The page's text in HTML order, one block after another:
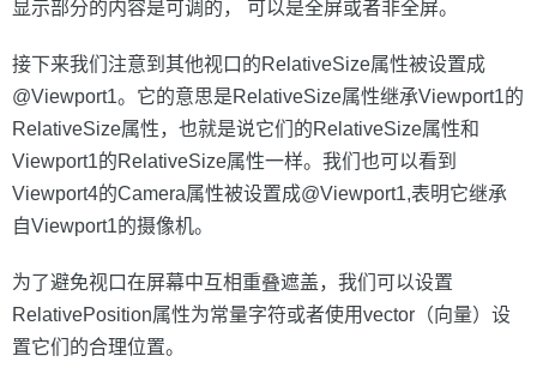
显示部分的内容是可调的， 可以是全屏或者非全屏。
接下来我们注意到其他视口的RelativeSize属性被设置成
@Viewport1。它的意思是RelativeSize属性继承Viewport1的
RelativeSize属性，也就是说它们的RelativeSize属性和
Viewport1的RelativeSize属性一样。我们也可以看到
Viewport4的Camera属性被设置成@Viewport1,表明它继承
自Viewport1的摄像机。
为了避免视口在屏幕中互相重叠遮盖，我们可以设置
RelativePosition属性为常量字符或者使用vector（向量）设
置它们的合理位置。